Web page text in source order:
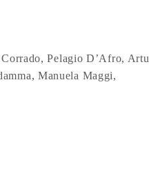
Corrado,Pelagio D’Afro,
Manuela Maggi,